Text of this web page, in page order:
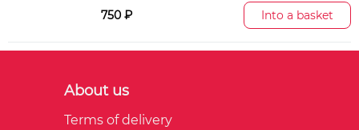
750 ₽ Into a basket
About us
Terms of delivery